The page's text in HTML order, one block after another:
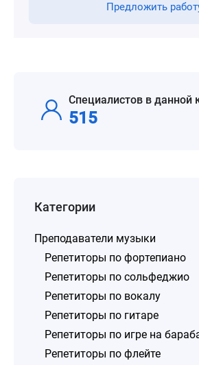
Предложить
Специалистов в данной
515
Категории
Преподаватели музыки
Репетиторы по фортепиано
Репетиторы по сольфеджио
Репетиторы по вокалу
Репетиторы по гитаре
Репетиторы по игре на
Репетиторы по флейте